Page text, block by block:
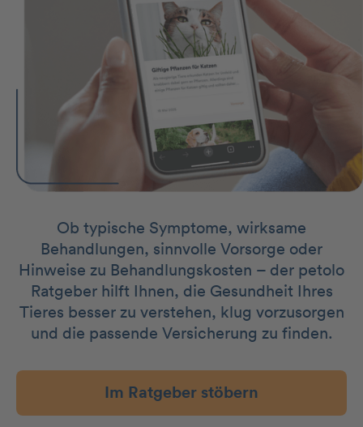
Ob typische Symptome, wirksame
Behandlungen, sinnvolle Vorsorge oder
Hinweise zu Behandlungskosten – der petolo
Ratgeber hilft Ihnen, die Gesundheit Ihres
Tieres besser zu verstehen, klug vorzusorgen
und die passende Versicherung zu finden.
Im Ratgeber stöbern